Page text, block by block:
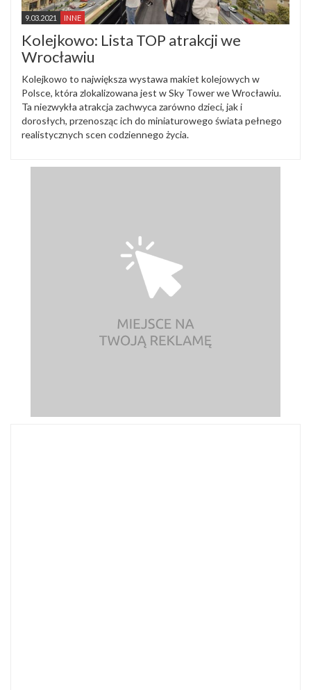
9.03.2021 INNE
Kolejkowo: Lista TOP atrakcji we
Wrocławiu
Kolejkowo to największa wystawa makiet kolejowych w
Polsce, która zlokalizowana jest w Sky Tower we Wrocławiu.
Ta niezwykła atrakcja zachwyca zarówno dzieci, jak i
dorosłych, przenosząc ich do miniaturowego świata pełnego
realistycznych scen codziennego życia.